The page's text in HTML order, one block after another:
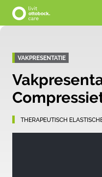
VAKPRESENTATIE
THERAPEUTISCH